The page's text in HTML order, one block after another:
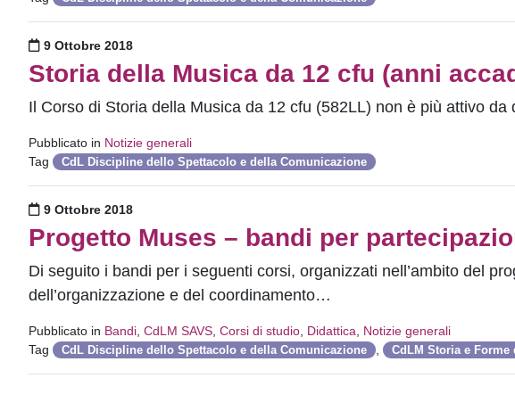
Pubblicato il
9 Ottobre 2018
Storia della Musica da 12 cfu (anni
Il Corso di Storia della Musica da 12 cfu (582LL) non è più attivo
Pubblicato in Notizie generali
Tag
CdL Discipline dello Spettacolo e della Comunicazione
Pubblicato il
9 Ottobre 2018
Progetto Muses – bandi per
Di seguito i bandi per i seguenti corsi, organizzati nell’ambito del
dell’organizzazione e del coordinamento…
Pubblicato in Bandi, CdLM SAVS, Corsi di studio, Didattica, Notizie generali
Tag
CdL Discipline dello Spettacolo e della Comunicazione , CdLM Storia e